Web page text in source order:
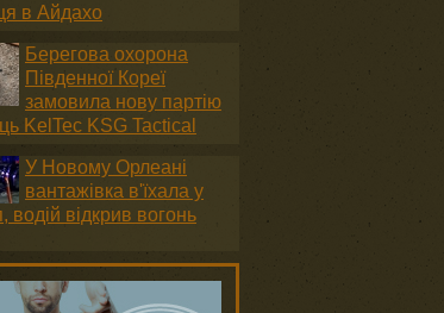
в Айдахо
Берегова охорона
Південної Кореї
замовила нову партію
KelTec KSG Tactical
У Новому Орлеані
вантажівка в'їхала у
водій відкрив вогонь